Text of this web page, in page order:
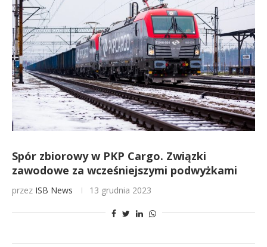
Spór zbiorowy w PKP Cargo. Związki
zawodowe za wcześniejszymi podwyżkami
przez ISB News 13 grudnia 2023